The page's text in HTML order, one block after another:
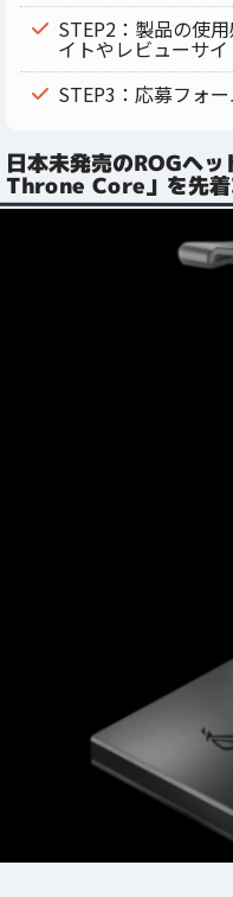
STEP2：製品の使
イトやレビューサ
STEP3：応募フォ
日本未発売のROGヘ
Throne Core」を先着